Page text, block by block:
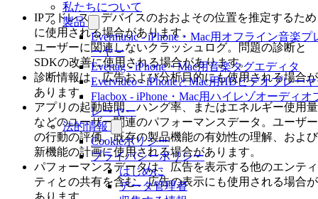
私たちについて
製品
Evermusic - iPhone・Mac用オフライン音楽プ
ーヤー
Evertag - iPhone・Mac用音楽タグエディタ
Evervideo - iPhoneとMac用HDビデオプレー
Flacbox - iPhone・Mac用ハイレゾオーディオ
レーヤー
法的情報
Cookieポリシー
プライバシーポリシー
はじめに
データ管理者
IPアドレス。デバイスのおおよその位置を推定するため
に使用される場合があります。
ユーザーに関連しないクラッシュログ。問題の診断と
SDKの改善に使用される場合があります。
診断情報は、広告および分析目的にも使用される場合が
あります。
アプリの起動時間、ハング率、またはエネルギー使用量
などのユーザー関連のパフォーマンスデータ。ユーザー
の行動の評価、既存の製品機能の有効性の理解、および
新機能の計画に使用される場合があります。
パフォーマンスデータは、広告を表示する他のエンティ
ティとの共有を含む、広告の表示にも使用される場合が
あります。